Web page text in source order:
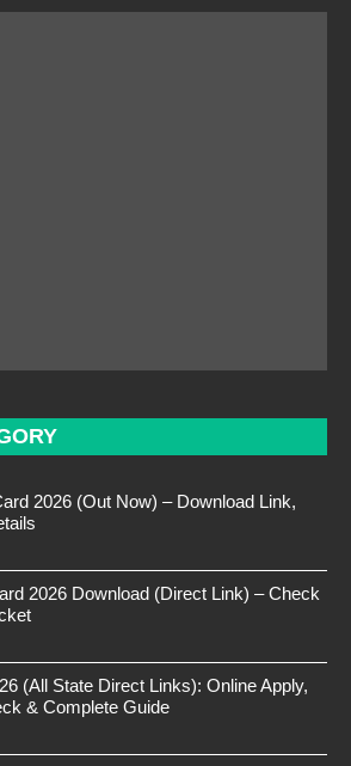
2026 (Out Now) – Download Link,
2026 Download (Direct Link) – Check
(All State Direct Links): Online Apply,
& Complete Guide